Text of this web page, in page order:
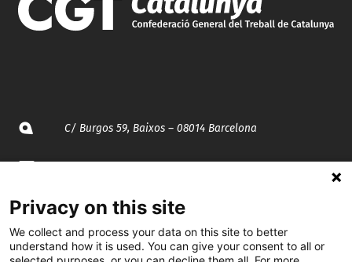
C/ Burgos 59, Baixos – 08014 Barcelona
935 120 481
@CGTCatalunya
Privacy on this site
We collect and process your data on this site to better
understand how it is used. You can give your consent to all or